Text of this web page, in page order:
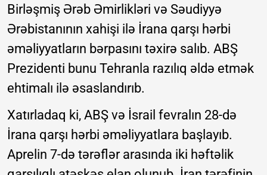
Birləşmiş Ərəb Əmirlikləri və Səudiyyə
Ərəbistanının xahişi ilə İrana qarşı hərbi
əməliyyatların bərpasını təxirə salıb. ABŞ
Prezidenti bunu Tehranla razılıq əldə etmək
ehtimalı ilə əsaslandırıb.
Xatırladaq ki, ABŞ və İsrail fevralın 28-də
İrana qarşı hərbi əməliyyatlara başlayıb.
Aprelin 7-də tərəflər arasında iki həftəlik